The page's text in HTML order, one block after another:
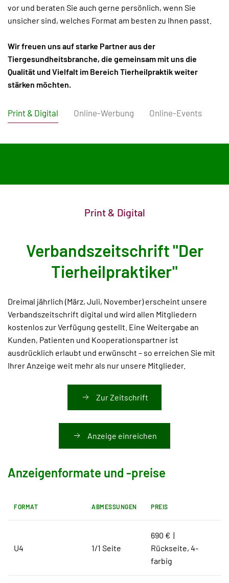
vor und beraten Sie auch gerne persönlich, wenn Sie
unsicher sind, welches Format am besten zu Ihnen passt.
Wir freuen uns auf starke Partner aus der
Tiergesundheitsbranche, die gemeinsam mit uns die
Qualität und Vielfalt im Bereich Tierheilpraktik weiter
stärken möchten.
Print & Digital Online-Werbung Online-Events
Print & Digital
Verbandszeitschrift "Der
Tierheilpraktiker"
Dreimal jährlich (März, Juli, November) erscheint unsere
Verbandszeitschrift digital und wird allen Mitgliedern
kostenlos zur Verfügung gestellt. Eine Weitergabe an
Kunden, Patienten und Kooperationspartner ist
ausdrücklich erlaubt und erwünscht – so erreichen Sie mit
Ihrer Anzeige weit mehr als nur unsere Mitglieder.
Zur Zeitschrift
Anzeige einreichen
Anzeigenformate und -preise
FORMAT ABMESSUNGEN PREIS
U4 1/1 Seite
690 € |
Rückseite, 4-
farbig